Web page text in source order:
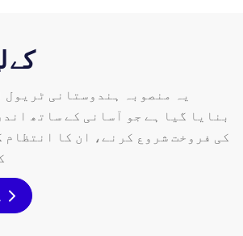
کے
یہ منصوبہ ہندوستانی ٹریول
بنایا گیا ہے جو آسانی کے ساتھ
کی فروخت شروع کرنے، ان کا